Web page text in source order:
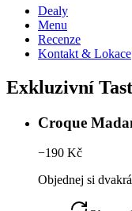
Dealy
Menu
Recenze
Kontakt & Lokace
Exkluzivní
Croque
−190 Kč
Objednej si